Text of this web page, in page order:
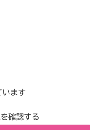
ます
確認する